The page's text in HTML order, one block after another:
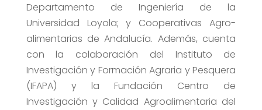
Departamento de Ingeniería de la
Universidad Loyola; y Cooperativas Agro-
alimentarias de Andalucía. Además, cuenta
con la colaboración del Instituto de
Investigación y Formación Agraria y Pesquera
(IFAPA) y la Fundación Centro de
Investigación y Calidad Agroalimentaria del